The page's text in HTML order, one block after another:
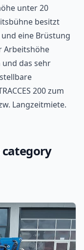
unter 20
besitzt
eine Brüstung
Arbeitshöhe
das sehr
200 zum
Langzeitmiete.